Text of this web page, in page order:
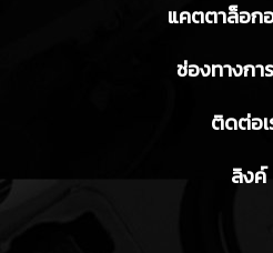
แคตตาล็อก
ช่องทางกา
ติดต่อเ
ลิงค์